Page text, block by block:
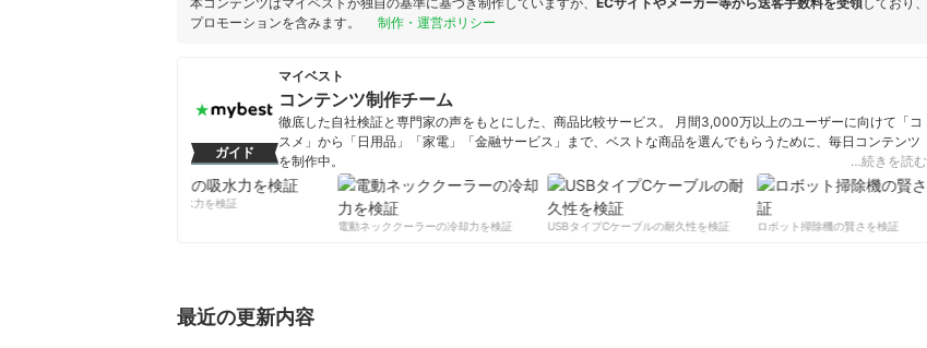
プロモーションを含みます。
制作・運営ポリシー
ガイド
マイベスト
コンテンツ制作チーム
徹底した自社検証と専門家の声をもとにした、商品比較サービス。 月間3,000万以上のユーザーに向けて「コ
スメ」から「日用品」「家電」「金融サービス」まで、ベストな商品を選んでもらうために、毎日コンテンツ
を制作中。
コンテンツ制作チームのプロフィール
…続きを読む
柔軟剤の吸水力を検証
電動ネッククーラーの冷却力を検証
USBタイプCケーブルの耐久性を検証 ロボット掃除機の賢さを検証
最近の更新内容